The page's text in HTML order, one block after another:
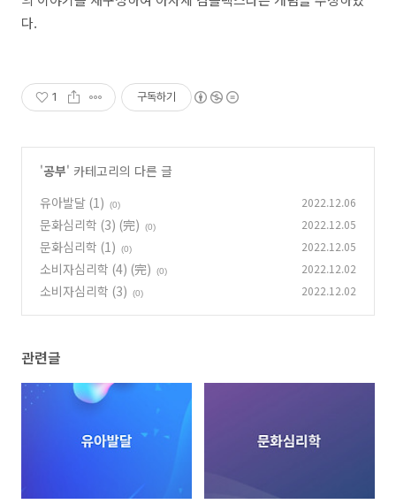
다.​
1 구독하기
'공부' 카테고리의 다른 글
유아발달 (1)
(0) 2022.12.06
문화심리학 (3) (完) (0) 2022.12.05
문화심리학 (1) (0) 2022.12.05
소비자심리학 (4) (完) (0) 2022.12.02
소비자심리학 (3) (0) 2022.12.02
관련글